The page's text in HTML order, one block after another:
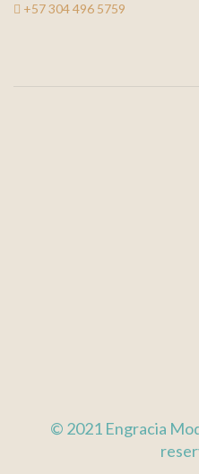
+57 304 496 5759
© 2021 Engracia